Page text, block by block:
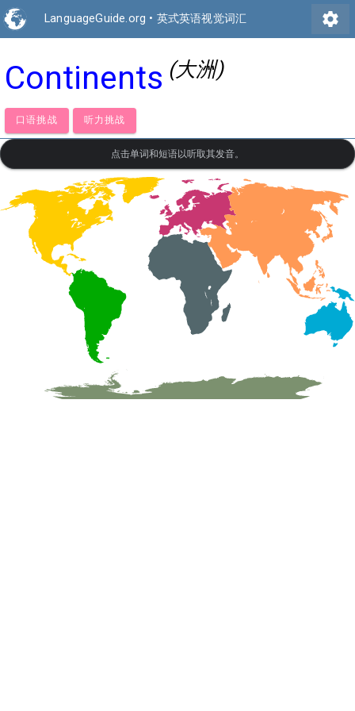
LanguageGuide.org • 英式英语视觉词汇 settings
Continents (大洲)
口语挑战 听力挑战
点击单词和短语以听取其发音。